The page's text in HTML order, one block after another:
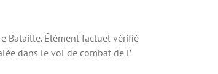
Bataille. Élément factuel vérifié
dans le vol de combat de l’